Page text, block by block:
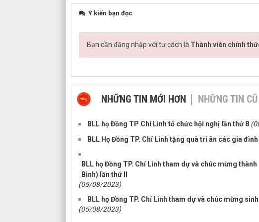
Ý kiến bạn đọc
Bạn cần đăng nhập với tư cách là Thành viên chính
NHỮNG TIN MỚI HƠN NHỮNG TIN
BLL họ Đồng TP Chí Linh tổ chức hội nghị lần thứ 8
BLL Họ Đồng TP. Chí Linh tặng quà tri ân các gia
BLL họ Đồng TP. Chí Linh tham dự và chúc mừng
Bình) lần thứ II
(05/08/2023)
BLL họ Đồng TP. Chí Linh tham dự và chúc mừng
(05/08/2023)